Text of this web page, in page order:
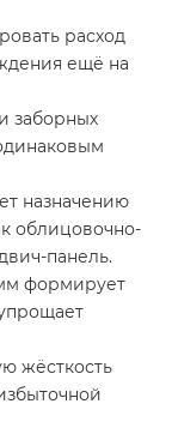
расход
ещё на
заборных
назначению
облицовочно-
панель.
формирует
жёсткость